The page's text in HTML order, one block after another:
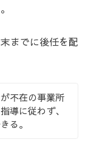
までに後任を配
不在の事業所
導に従わず、
る。